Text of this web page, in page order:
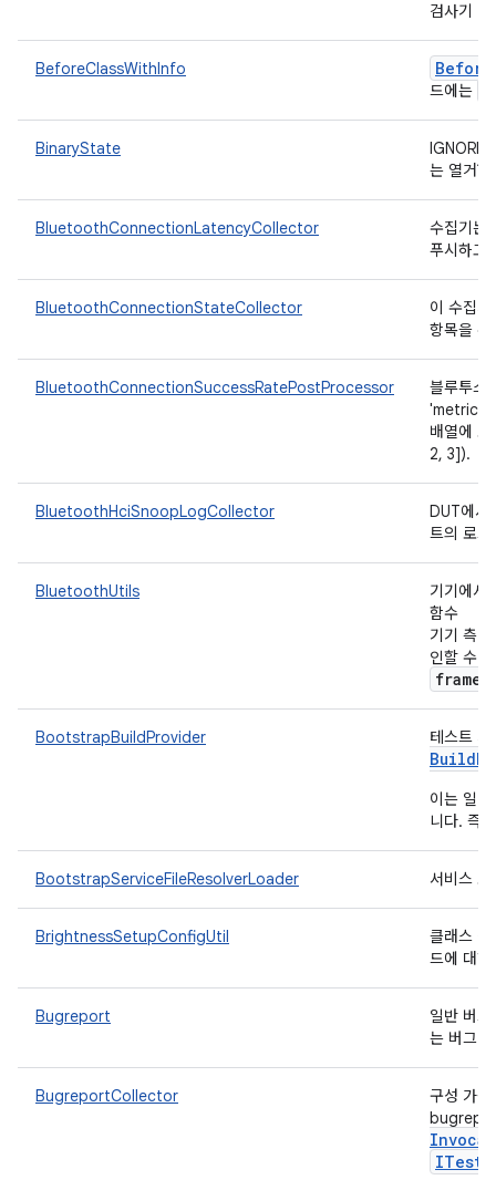
검사기
BeforeClassWithInfo Before
드에는
BinaryState
IGNORE
는 열거
BluetoothConnectionLatencyCollector
수집기는
푸시하고
BluetoothConnectionStateCollector
이 수집
항목을
BluetoothConnectionSuccessRatePostProcessor
블루투스
'metric-
배열에
2, 3]).
BluetoothHciSnoopLogCollector
DUT에서
트의 로
BluetoothUtils
기기에
함수
기기 측
인할 수
BootstrapBuildProvider 테스트
Build
이는 일
니다. 즉,
BootstrapServiceFileResolverLoader 서비스
BrightnessSetupConfigUtil
클래스
드에 대
Bugreport
일반 버
는 버그
BugreportCollector
구성 가
ITest